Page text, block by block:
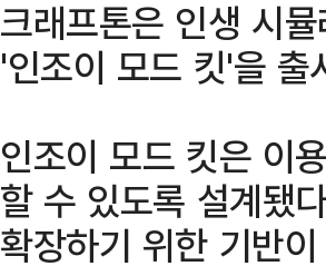
크래프톤은 인생 시
'인조이 모드 킷'을
인조이 모드 킷은 이
할 수 있도록 설계됐
확장하기 위한 기반